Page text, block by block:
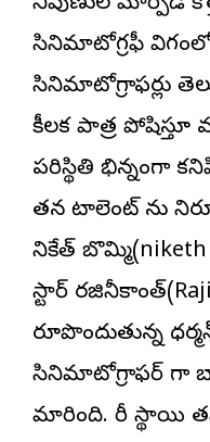
సినిమాటోగ్రఫీ
సినిమాటోగ్రాఫ‌ర్లు
కీలక పాత్ర
పరిస్థితి భిన్నంగా
తన టాలెంట్ ను
నికేత్ బొమ్మి(niketh
స్టార్
రూపొందుతున్న
సినిమాటోగ్రాఫ‌ర్ గా
మారింది. భారీ స్థాయి